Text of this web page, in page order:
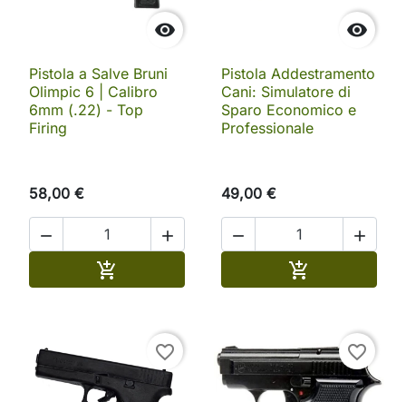

Pistola a Salve Bruni
Olimpic 6 | Calibro
6mm (.22) - Top
Firing
58,00 €
 


Pistola Addestramento
Cani: Simulatore di
Sparo Economico e
Professionale
49,00 €
 

favorite_border favorite_border